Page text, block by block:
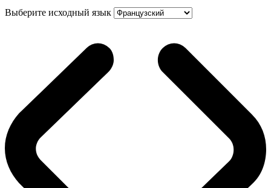
Выберите исходный язык